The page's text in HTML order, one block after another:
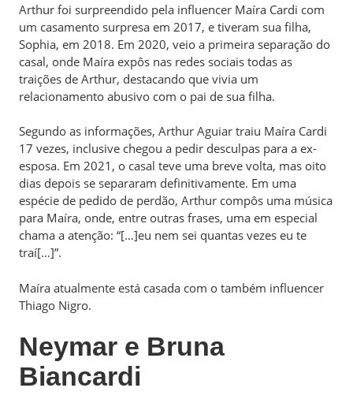
Arthur foi surpreendido pela influencer Maíra Cardi com
um casamento surpresa em 2017, e tiveram sua filha,
Sophia, em 2018. Em 2020, veio a primeira separação do
casal, onde Maíra expôs nas redes sociais todas as
traições de Arthur, destacando que vivia um
relacionamento abusivo com o pai de sua filha.
Segundo as informações, Arthur Aguiar traiu Maíra Cardi
17 vezes, inclusive chegou a pedir desculpas para a ex-
esposa. Em 2021, o casal teve uma breve volta, mas oito
dias depois se separaram definitivamente. Em uma
espécie de pedido de perdão, Arthur compôs uma música
para Maíra, onde, entre outras frases, uma em especial
chama a atenção: “[…]eu nem sei quantas vezes eu te
traí[…]”.
Maíra atualmente está casada com o também influencer
Thiago Nigro.
Neymar e Bruna
Biancardi